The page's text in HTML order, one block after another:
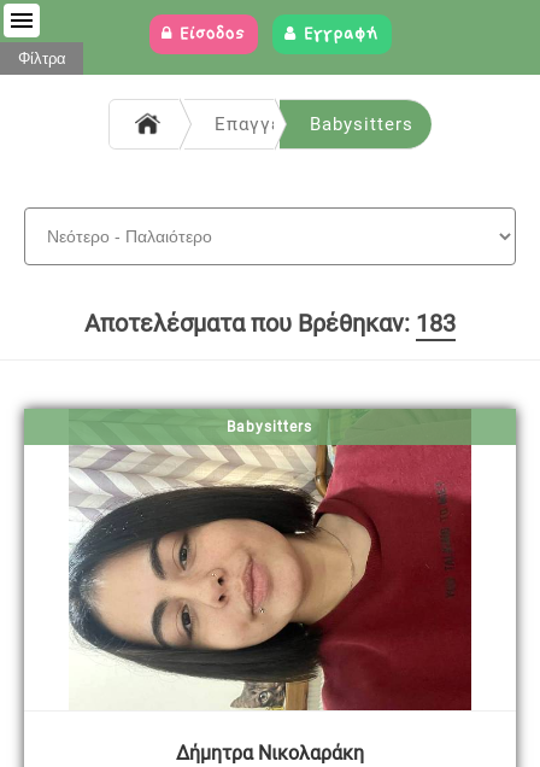
Είσοδος Εγγραφή
Φίλτρα
Επαγγελματίες / Υπηρεσίες
Babysitters
Αποτελέσματα που Βρέθηκαν: 183
Babysitters
Δήμητρα Νικολαράκη